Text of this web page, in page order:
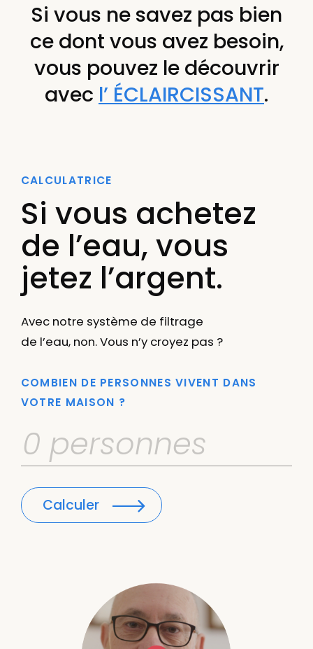
Si vous ne savez pas bien
ce dont vous avez besoin,
vous pouvez le découvrir
avec l’ ÉCLAIRCISSANT.
CALCULATRICE
Si vous achetez
de l’eau, vous
jetez l’argent.
Avec notre système de filtrage
de l’eau, non. Vous n’y croyez pas ?
COMBIEN DE PERSONNES VIVENT DANS
VOTRE MAISON ?
Calculer